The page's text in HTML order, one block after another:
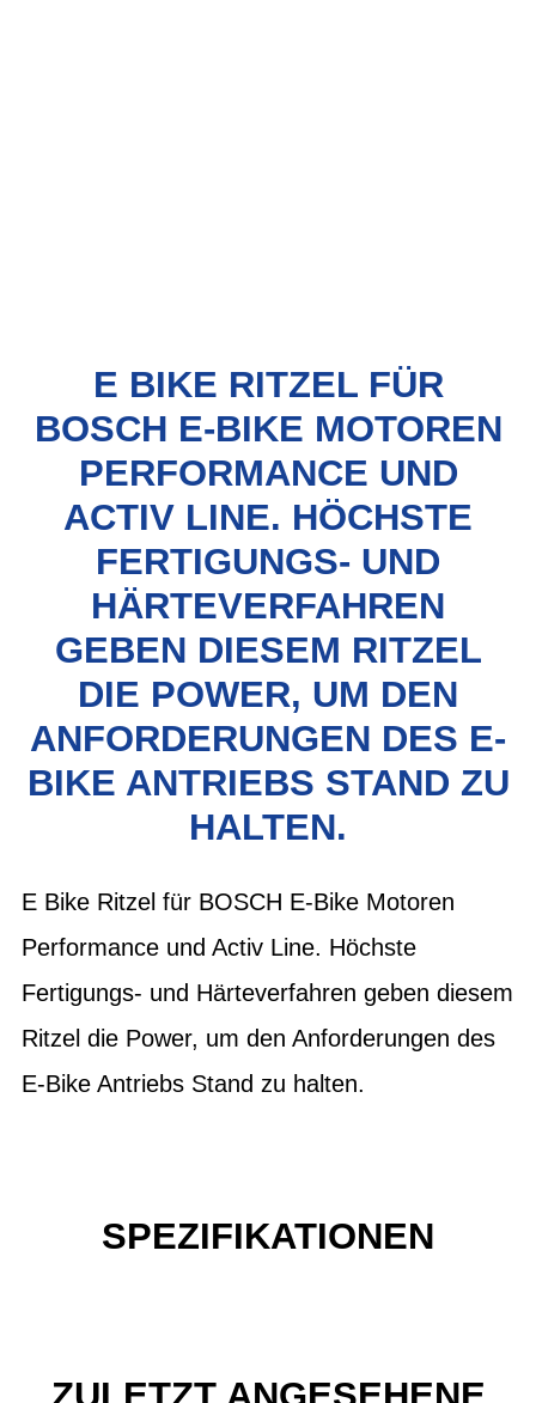
E BIKE RITZEL FÜR
BOSCH E-BIKE MOTOREN
PERFORMANCE UND
ACTIV LINE. HÖCHSTE
FERTIGUNGS- UND
HÄRTEVERFAHREN
GEBEN DIESEM RITZEL
DIE POWER, UM DEN
ANFORDERUNGEN DES E-
BIKE ANTRIEBS STAND ZU
HALTEN.
E Bike Ritzel für BOSCH E-Bike Motoren
Performance und Activ Line. Höchste
Fertigungs- und Härteverfahren geben diesem
Ritzel die Power, um den Anforderungen des
E-Bike Antriebs Stand zu halten.
SPEZIFIKATIONEN